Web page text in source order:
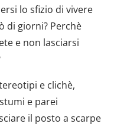
lo sfizio di vivere
di giorni? Perchè
e non lasciarsi
e clichè,
e parei
il posto a scarpe